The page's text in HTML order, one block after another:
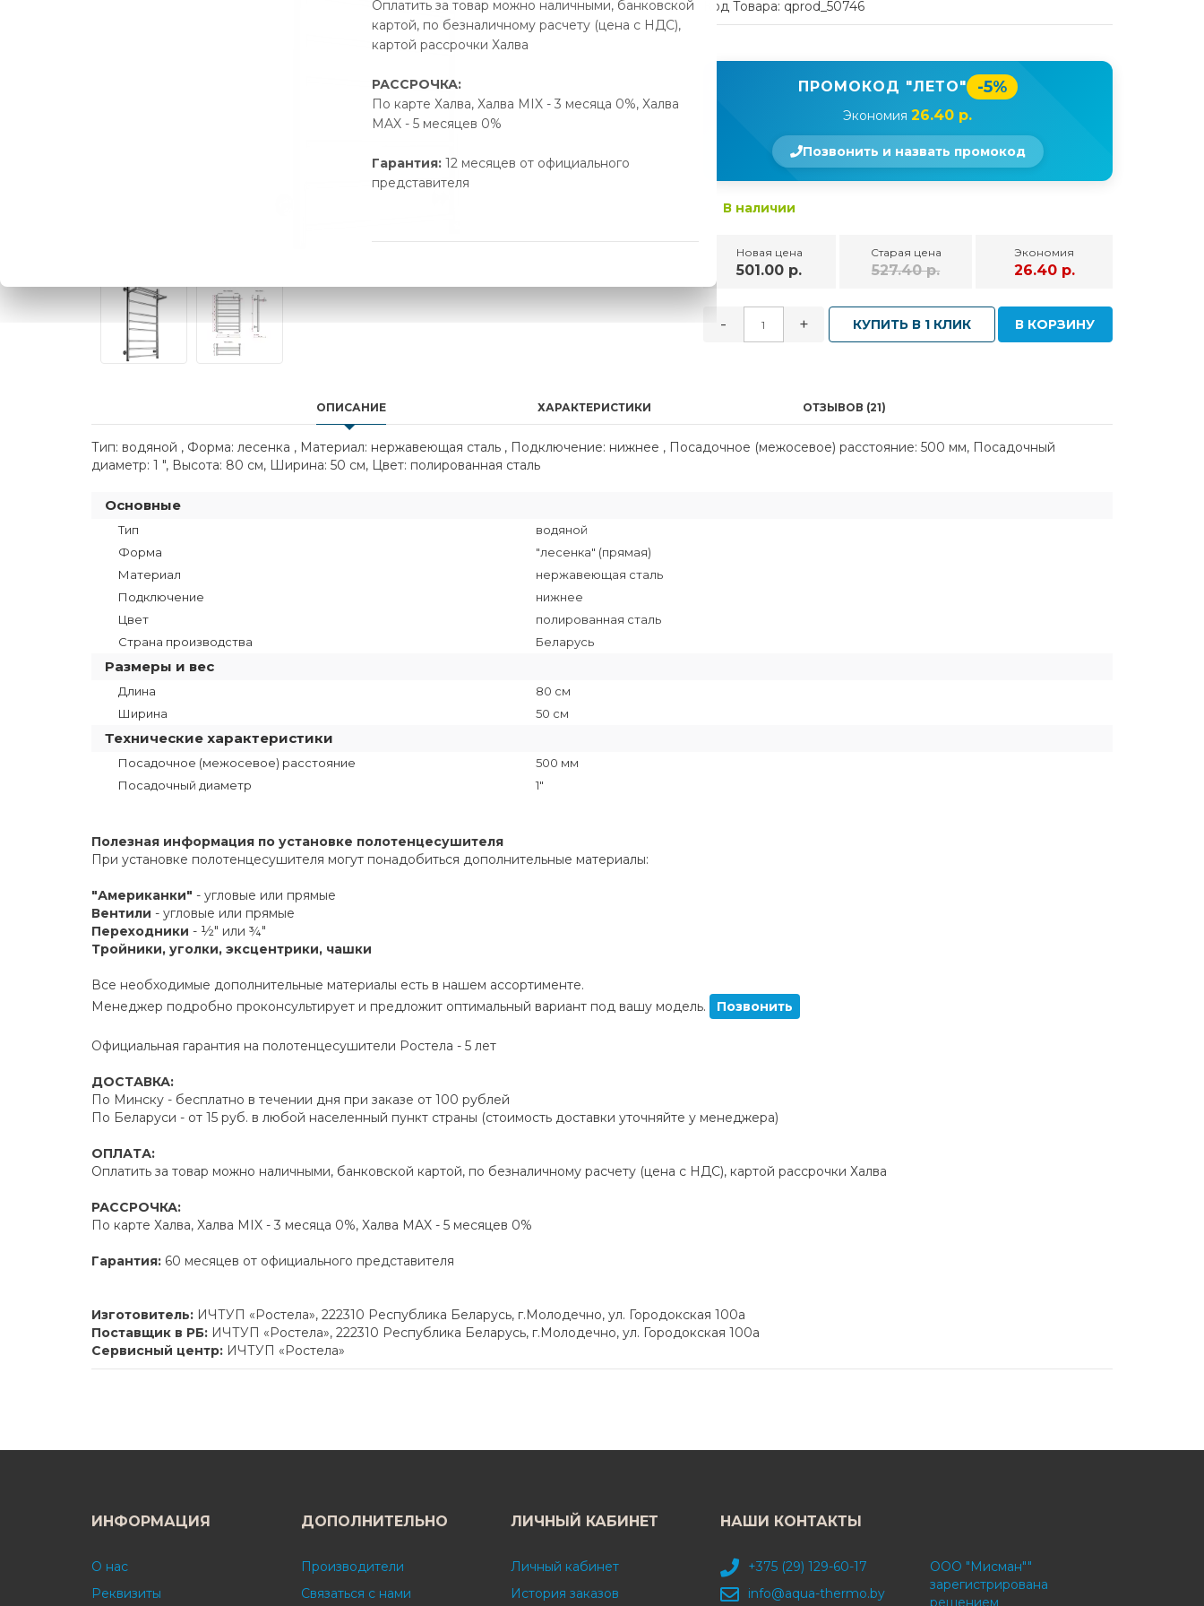
Оплатить за товар можно наличными, банковской
картой, по безналичному расчету (цена с НДС),
картой рассрочки Халва
РАССРОЧКА:
По карте Халва, Халва MIX - 3 месяца 0%, Халва
MAX - 5 месяцев 0%
Гарантия: 12 месяцев от официального
представителя
Код Товара: qprod_50746
ПРОМОКОД "ЛЕТО" -5%
Экономия26.40 р.
Позвонить и назвать промокод
В наличии
Новая цена
501.00 р.
Старая цена
527.40 р.
Экономия
26.40 р.
- + КУПИТЬ В 1 КЛИК В КОРЗИНУ
ОПИСАНИЕ ХАРАКТЕРИСТИКИ ОТЗЫВОВ (21)
Тип: водяной , Форма: лесенка , Материал: нержавеющая сталь , Подключение: нижнее , Посадочное (межосевое) расстояние: 500 мм, Посадочный
диаметр: 1 ", Высота: 80 см, Ширина: 50 см, Цвет: полированная сталь
Основные
Тип
водяной
Форма
"лесенка" (прямая)
Материал
нержавеющая сталь
Подключение
нижнее
Цвет
полированная сталь
Страна производства
Беларусь
Размеры и вес
Длина
80 см
Ширина
50 см
Технические характеристики
Посадочное (межосевое) расстояние
500 мм
Посадочный диаметр
1"
Полезная информация по установке полотенцесушителя
При установке полотенцесушителя могут понадобиться дополнительные материалы:
"Американки" - угловые или прямые
Вентили - угловые или прямые
Переходники - ½" или ¾"
Тройники, уголки, эксцентрики, чашки
Все необходимые дополнительные материалы есть в нашем ассортименте.
Менеджер подробно проконсультирует и предложит оптимальный вариант под вашу модель.
Позвонить
Официальная гарантия на полотенцесушители Ростела - 5 лет
ДОСТАВКА:
По Минску - бесплатно в течении дня при заказе от 100 рублей
По Беларуси - от 15 руб. в любой населенный пункт страны (стоимость доставки уточняйте у менеджера)
ОПЛАТА:
Оплатить за товар можно наличными, банковской картой, по безналичному расчету (цена с НДС), картой рассрочки Халва
РАССРОЧКА:
По карте Халва, Халва MIX - 3 месяца 0%, Халва MAX - 5 месяцев 0%
Гарантия: 60 месяцев от официального представителя
Изготовитель: ИЧТУП «Ростела», 222310 Республика Беларусь, г.Молодечно, ул. Городокская 100а
Поставщик в РБ: ИЧТУП «Ростела», 222310 Республика Беларусь, г.Молодечно, ул. Городокская 100а
Сервисный центр: ИЧТУП «Ростела»
ИНФОРМАЦИЯ
О нас
Реквизиты
ДОПОЛНИТЕЛЬНО
Производители
Связаться с нами
ЛИЧНЫЙ КАБИНЕТ
Личный кабинет
История заказов
НАШИ КОНТАКТЫ
+375 (29) 129-60-17
info@aqua-thermo.by
ООО "Мисман""
зарегистрирована
решением